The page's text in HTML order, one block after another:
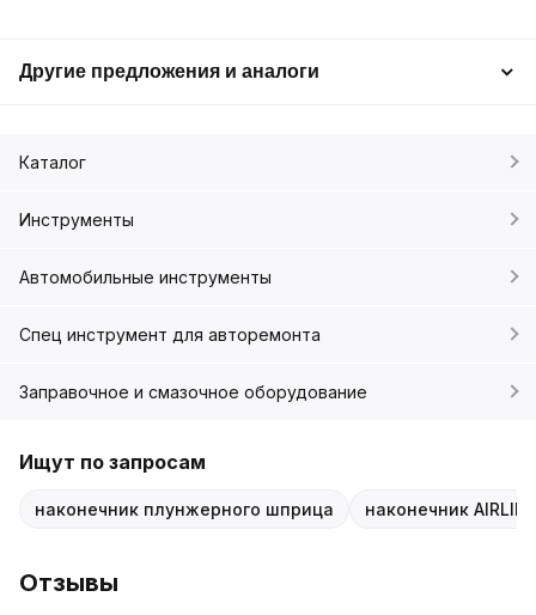
Другие предложения и аналоги
Каталог
Инструменты
Автомобильные инструменты
Спец инструмент для авторемонта
Заправочное и смазочное оборудование
Ищут по запросам
наконечник плунжерного шприца наконечник AIRLINE
Отзывы